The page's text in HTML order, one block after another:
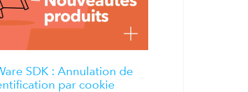
SDK : Annulation de
par cookie